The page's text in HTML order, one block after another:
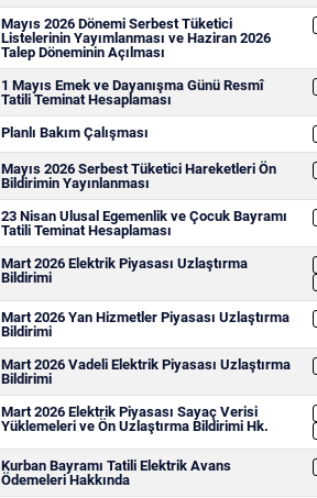
Mayıs 2026 Dönemi Serbest Tüketici
Listelerinin Yayımlanması ve Haziran 2026
Talep Döneminin Açılması
1 Mayıs Emek ve Dayanışma Günü Resmî
Tatili Teminat Hesaplaması
Planlı Bakım Çalışması
Mayıs 2026 Serbest Tüketici Hareketleri Ön
Bildirimin Yayınlanması
23 Nisan Ulusal Egemenlik ve Çocuk Bayramı
Tatili Teminat Hesaplaması
Mart 2026 Elektrik Piyasası Uzlaştırma
Bildirimi
Mart 2026 Yan Hizmetler Piyasası Uzlaştırma
Bildirimi
Mart 2026 Vadeli Elektrik Piyasası Uzlaştırma
Bildirimi
Mart 2026 Elektrik Piyasası Sayaç Verisi
Yüklemeleri ve Ön Uzlaştırma Bildirimi Hk.
Kurban Bayramı Tatili Elektrik Avans
Ödemeleri Hakkında